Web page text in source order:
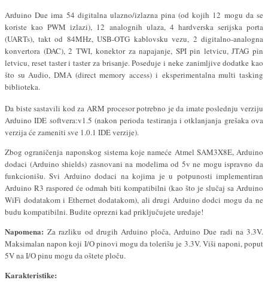
Arduino Due ima 54 digitalna ulazno/izlazna pina (od kojih 12 mogu da se
koriste kao PWM izlazi), 12 analognih ulaza, 4 hardverska serijska porta
(UARTs), takt od 84MHz, USB-OTG kablovsku vezu, 2 digitalno-analogna
konvertora (DAC), 2 TWI,konektor za napajanje, SPI pin letvicu, JTAG pin
letvicu, reset taster i taster za brisanje. Poseduje i neke zanimljive dodatke kao
što su Audio, DMA (direct memory access) i eksperimentalna multi tasking
biblioteka.
Da biste sastavili kod za ARM procesor potrebno je da imate poslednju verziju
Arduino IDE softvera:v1.5 (nakon perioda testiranja i otklanjanja grešaka ova
verzija će zameniti sve 1.0.1 IDE verzije).
Zbog ograničenja naponskog sistema koje nameće Atmel SAM3X8E, Arduino
dodaci (Arduino shields) zasnovani na modelima od 5v ne mogu ispravno da
funkcionišu. Svi Arduino dodaci na kojima je u potpunosti implementiran
Arduino R3 raspored će odmah biti kompatibilni (kao što je slučaj sa Arduino
WiFi dodatakom i Ethernet dodatakom), ali drugi Arduino dodci mogu da ne
budu kompatibilni. Budite oprezni kad priključujete uređaje!
Napomena: Za razliku od drugih Arduino ploča, Arduino Due radi na 3.3V.
Maksimalan napon koji I/O pinovi mogu da tolerišu je 3.3V. Viši naponi, poput
5V na I/O pinu mogu da oštete ploču.
Karakteristike: